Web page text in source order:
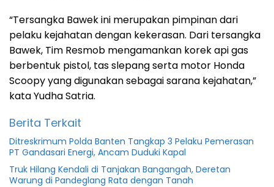
“Tersangka Bawek ini merupakan pimpinan dari
pelaku kejahatan dengan kekerasan. Dari tersangka
Bawek, Tim Resmob mengamankan korek api gas
berbentuk pistol, tas slepang serta motor Honda
Scoopy yang digunakan sebagai sarana kejahatan,”
kata Yudha Satria.
Berita Terkait
Ditreskrimum Polda Banten Tangkap 3 Pelaku Pemerasan
PT Gandasari Energi, Ancam Duduki Kapal
Truk Hilang Kendali di Tanjakan Bangangah, Deretan
Warung di Pandeglang Rata dengan Tanah